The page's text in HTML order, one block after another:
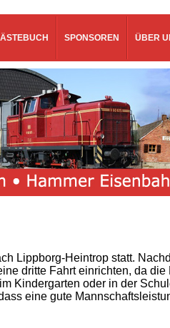
SPONSOREN ÜBER
Lippborg-Heintrop statt.
dritte Fahrt einrichten, da
Kindergarten oder in der
eine gute